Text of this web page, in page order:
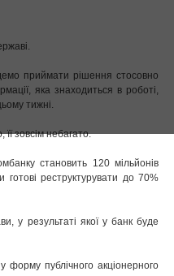
приймати рішення стосовно
яка знаходиться в роботі,
тижні.
зовсім небагато.
становить 120 мільйонів
готові реструктурувати до 70%
у результаті якої у банк буде
форму публічного акціонерного